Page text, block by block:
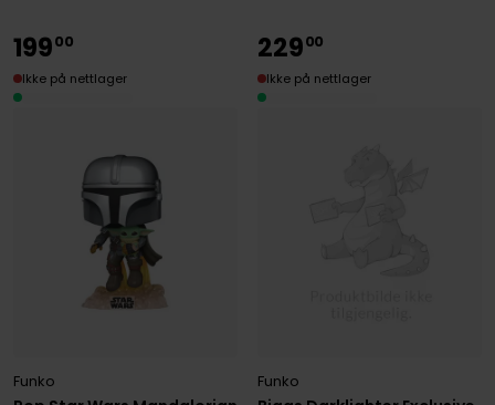
Funko
19900
Ikke på nettlager
Funko
22900
Ikke på nettlager